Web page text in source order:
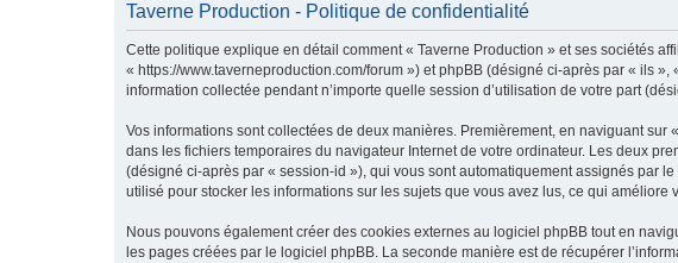
Taverne Production - Politique de confidentialité
Cette politique explique en détail comment « Taverne Production » et ses sociétés
« https://www.taverneproduction.com/forum ») et phpBB (désigné ci-après par « ils
information collectée pendant n’importe quelle session d’utilisation de votre part
Vos informations sont collectées de deux manières. Premièrement, en naviguant
dans les fichiers temporaires du navigateur Internet de votre ordinateur. Les deux
(désigné ci-après par « session-id »), qui vous sont automatiquement assignés par
utilisé pour stocker les informations sur les sujets que vous avez lus, ce qui améliore
Nous pouvons également créer des cookies externes au logiciel phpBB tout en
les pages créées par le logiciel phpBB. La seconde manière est de récupérer